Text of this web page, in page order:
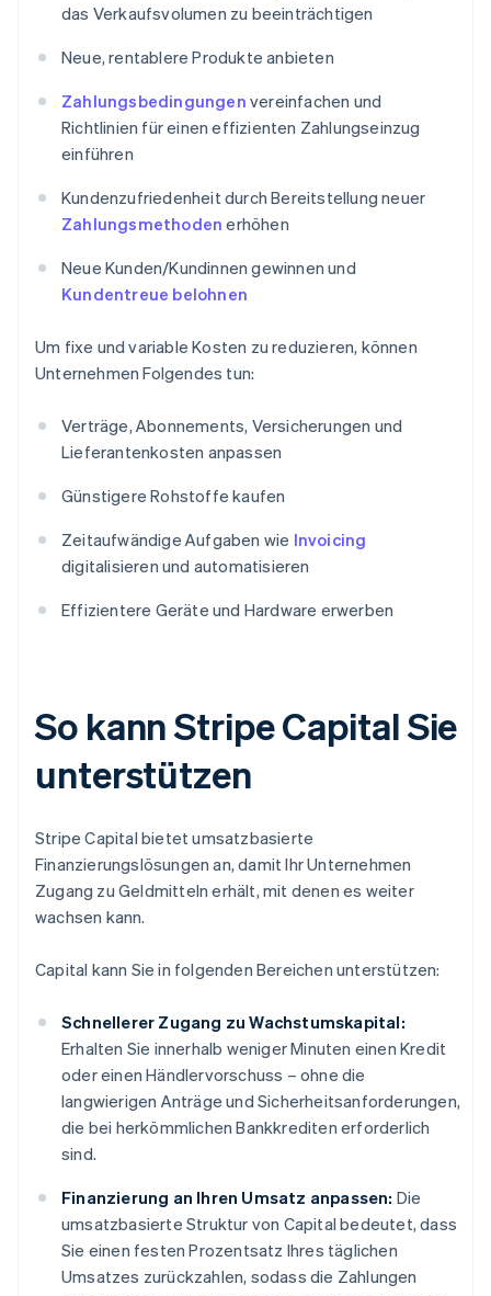
das Verkaufsvolumen zu beeinträchtigen
Neue, rentablere Produkte anbieten
Zahlungsbedingungen vereinfachen und
Richtlinien für einen effizienten Zahlungseinzug
einführen
Kundenzufriedenheit durch Bereitstellung neuer
Zahlungsmethoden erhöhen
Neue Kunden/Kundinnen gewinnen und
Kundentreue belohnen
Um fixe und variable Kosten zu reduzieren, können
Unternehmen Folgendes tun:
Verträge, Abonnements, Versicherungen und
Lieferantenkosten anpassen
Günstigere Rohstoffe kaufen
Zeitaufwändige Aufgaben wie Invoicing
digitalisieren und automatisieren
Effizientere Geräte und Hardware erwerben
So kann Stripe Capital Sie
unterstützen
Stripe Capital bietet umsatzbasierte
Finanzierungslösungen an, damit Ihr Unternehmen
Zugang zu Geldmitteln erhält, mit denen es weiter
wachsen kann.
Capital kann Sie in folgenden Bereichen unterstützen:
Schnellerer Zugang zu Wachstumskapital:
Erhalten Sie innerhalb weniger Minuten einen Kredit
oder einen Händlervorschuss – ohne die
langwierigen Anträge und Sicherheitsanforderungen,
die bei herkömmlichen Bankkrediten erforderlich
sind.
Finanzierung an Ihren Umsatz anpassen: Die
umsatzbasierte Struktur von Capital bedeutet, dass
Sie einen festen Prozentsatz Ihres täglichen
Umsatzes zurückzahlen, sodass die Zahlungen